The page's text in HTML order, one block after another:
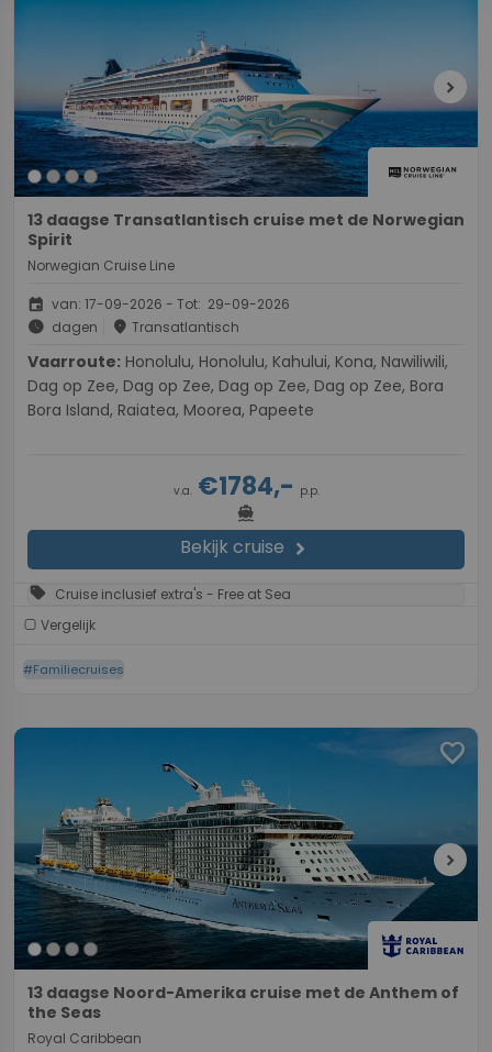
chevron_right
13 daagse Transatlantisch cruise met de Norwegian
Spirit
Norwegian Cruise Line
event van: 17-09-2026 - Tot: 29-09-2026
schedule dagen place Transatlantisch
Vaarroute:
Dag op Zee, Dag op Zee, Dag op Zee, Dag op Zee, Bora
Bora Island, Raiatea, Moorea, Papeete
v.a.€1784,- p.p.
directions_boat
Bekijk cruise chevron_right
sell Cruise inclusief extra's - Free at Sea
Vergelijk
#Familiecruises
favorite
chevron_right
13 daagse Noord-Amerika cruise met de Anthem of
the Seas
Royal Caribbean